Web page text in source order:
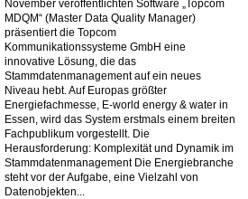
November veröffentlichten Software „Topcom
MDQM“ (Master Data Quality Manager)
präsentiert die Topcom
Kommunikationssysteme GmbH eine
innovative Lösung, die das
Stammdatenmanagement auf ein neues
Niveau hebt. Auf Europas größter
Energiefachmesse, E-world energy & water in
Essen, wird das System erstmals einem breiten
Fachpublikum vorgestellt. Die
Herausforderung: Komplexität und Dynamik im
Stammdatenmanagement Die Energiebranche
steht vor der Aufgabe, eine Vielzahl von
Datenobjekten...